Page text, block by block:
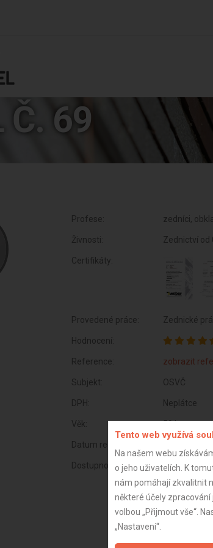
Č. 69
Profese: zedníci,
Živnosti: Zednictví od
Certifikáty:
Provedené práce: Zednické
Hodnocení:
Reference: zobrazit
Subjekt: OSVČ
DPH: Neplátce
Věk: 59 let
Datum registrace:
Dostupnost:
Tento web využívá
Na našem webu
o jeho uživatelích. K
nám pomáhají zkvalitnit
některé účely
volbou „Přijmout vše“.
„Nastavení“.